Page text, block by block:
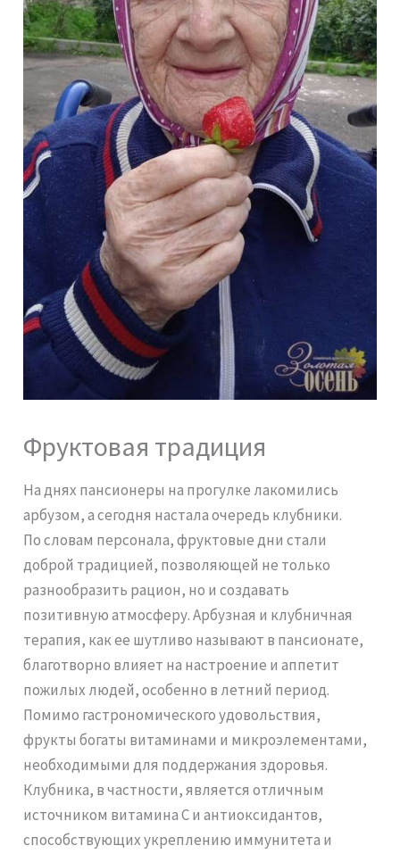
Фруктовая традиция
На днях пансионеры на прогулке лакомились
арбузом, а сегодня настала очередь клубники.
По словам персонала, фруктовые дни стали
доброй традицией, позволяющей не только
разнообразить рацион, но и создавать
позитивную атмосферу. Арбузная и клубничная
терапия, как ее шутливо называют в пансионате,
благотворно влияет на настроение и аппетит
пожилых людей, особенно в летний период.
Помимо гастрономического удовольствия,
фрукты богаты витаминами и микроэлементами,
необходимыми для поддержания здоровья.
Клубника, в частности, является отличным
источником витамина С и антиоксидантов,
способствующих укреплению иммунитета и